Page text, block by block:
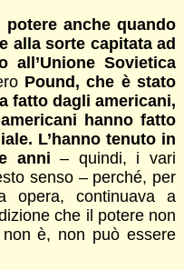
anche quando
alla sorte capitata ad
all’Unione Sovietica
Pound, che è stato
fatto dagli americani,
hanno fatto
L’hanno tenuto in
anni– quindi, i vari
senso – perché, per
opera, continuava a
che il potere non
è, non può essere